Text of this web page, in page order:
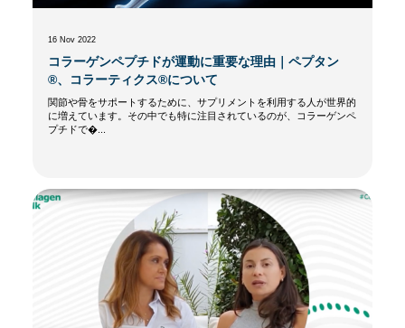
16 Nov 2022
コラーゲンペプチドが運動に重要な理由｜ペプタン
®、コラーティクス®について
関節や骨をサポートするために、サプリメントを利用する人が世界的
に増えています。その中でも特に注目されているのが、コラーゲンペ
プチドで�...